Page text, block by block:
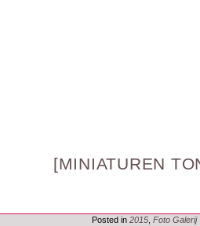
[MINIATUREN
Posted in 2015 Foto Galerij